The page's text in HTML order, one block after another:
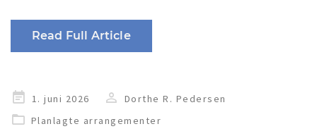
Read Full Article
Udgivet
i
1. juni 2026
Dorthe R. Pedersen
Planlagte arrangementer